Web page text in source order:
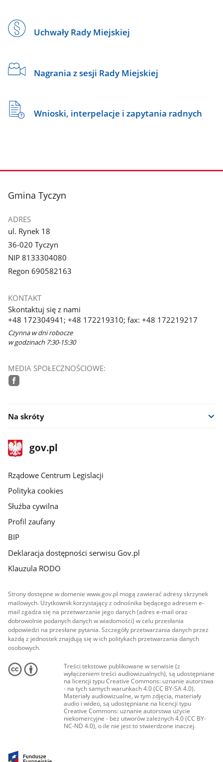
Uchwały Rady Miejskiej
Nagrania z sesji Rady Miejskiej
Wnioski, interpelacje i zapytania radnych
stopka
Gmina Tyczyn
ADRES
ul. Rynek 18
36-020 Tyczyn
NIP 8133304080
Regon 690582163
KONTAKT
Skontaktuj się z nami
+48 172304941; +48 172219310; fax: +48 172219217
Czynna w dni robocze
w godzinach 7:30-15:30
MEDIA SPOŁECZNOŚCIOWE:
Na skróty
stopka
gov.plStrona
gov.pl
Rządowe Centrum Legislacji
Polityka cookies
Służba cywilna
Profil zaufany
BIP
Deklaracja dostępności serwisu Gov.pl
Klauzula RODO
Strony dostępne w domenie www.gov.pl mogą zawierać adresy skrzynek
mailowych. Użytkownik korzystający z odnośnika będącego adresem e-
mail zgadza się na przetwarzanie jego danych (adres e-mail oraz
dobrowolnie podanych danych w wiadomości) w celu przesłania
odpowiedzi na przesłane pytania. Szczegóły przetwarzania danych przez
każdą z jednostek znajdują się w ich politykach przetwarzania danych
osobowych.
Treści tekstowe publikowane w serwisie (z
wyłączeniem treści audiowizualnych), są udostępniane
na licencji typu Creative Commons: uznanie autorstwa
- na tych samych warunkach 4.0 (CC BY-SA 4.0).
Materiały audiowizualne, w tym zdjęcia, materiały
audio i wideo, są udostępniane na licencji typu
Creative Commons: uznanie autorstwa użycie
niekomercyjne - bez utworów zależnych 4.0 (CC BY-
NC-ND 4.0), o ile nie jest to stwierdzone inaczej.